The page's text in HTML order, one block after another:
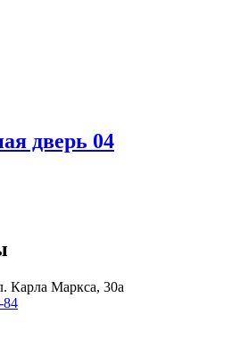
дверь 04
Карла Маркса, 30а
84